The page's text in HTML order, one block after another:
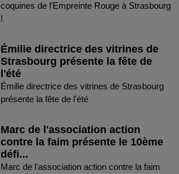
coquines de l'Empreinte Rouge à Strasbourg
!
Émilie directrice des vitrines de
Strasbourg présente la fête de
l'été
Émilie directrice des vitrines de Strasbourg
présente la fête de l'été
Marc de l'association action
contre la faim présente le 10ème
défi...
Marc de l'association action contre la faim